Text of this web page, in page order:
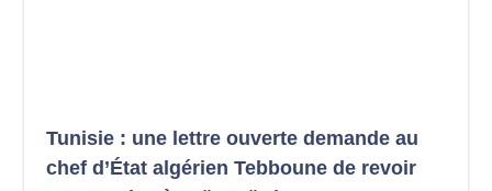
Tunisie : une lettre ouverte demande au
chef d’État algérien Tebboune de revoir